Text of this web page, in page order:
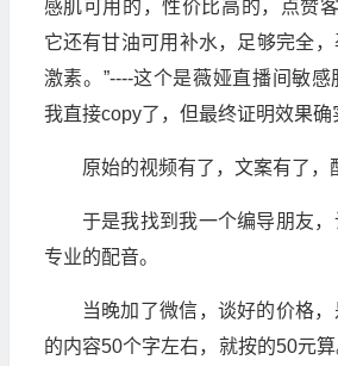
感肌可用的，性价比高的，点赞
它还有甘油可用补水，足够完全
激素。”----这个是薇娅直播间敏感
我直接copy了，但最终证明效果确
原始的视频有了，文案有了，
于是我找到我一个编导朋友
专业的配音。
当晚加了微信，谈好的价格
的内容50个字左右，就按的50元